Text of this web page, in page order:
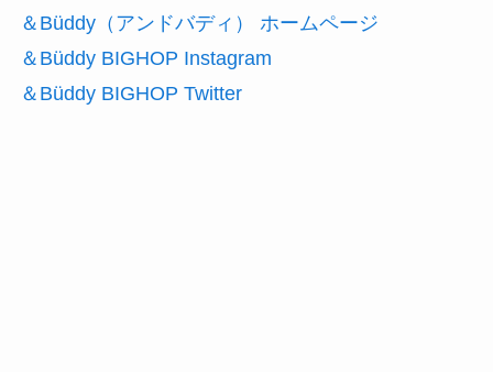
＆Büddy（アンドバディ） ホームページ
＆Büddy BIGHOP Instagram
＆Büddy BIGHOP Twitter